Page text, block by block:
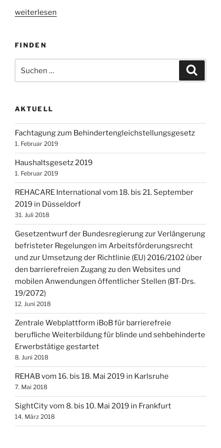
„Große
und
Umsetzung
des
Inklusionsgebotes
der
Deutschland““
weiterlesen
FINDEN
nach:
AKTUELL
Fachtagung zum Behindertengleichstellungsgesetz
1. Februar 2019
Haushaltsgesetz 2019
1. Februar 2019
REHACARE International vom 18. bis 21. September
2019 in Düsseldorf
31. Juli 2018
Gesetzentwurf der Bundesregierung zur Verlängerung
befristeter Regelungen im Arbeitsförderungsrecht
und zur Umsetzung der Richtlinie (EU) 2016/2102 über
den barrierefreien Zugang zu den Websites und
mobilen Anwendungen öffentlicher Stellen (BT-Drs.
19/2072)
12. Juni 2018
Zentrale Webplattform iBoB für barrierefreie
berufliche Weiterbildung für blinde und sehbehinderte
Erwerbstätige gestartet
8. Juni 2018
REHAB vom 16. bis 18. Mai 2019 in Karlsruhe
7. Mai 2018
SightCity vom 8. bis 10. Mai 2019 in Frankfurt
14. März 2018